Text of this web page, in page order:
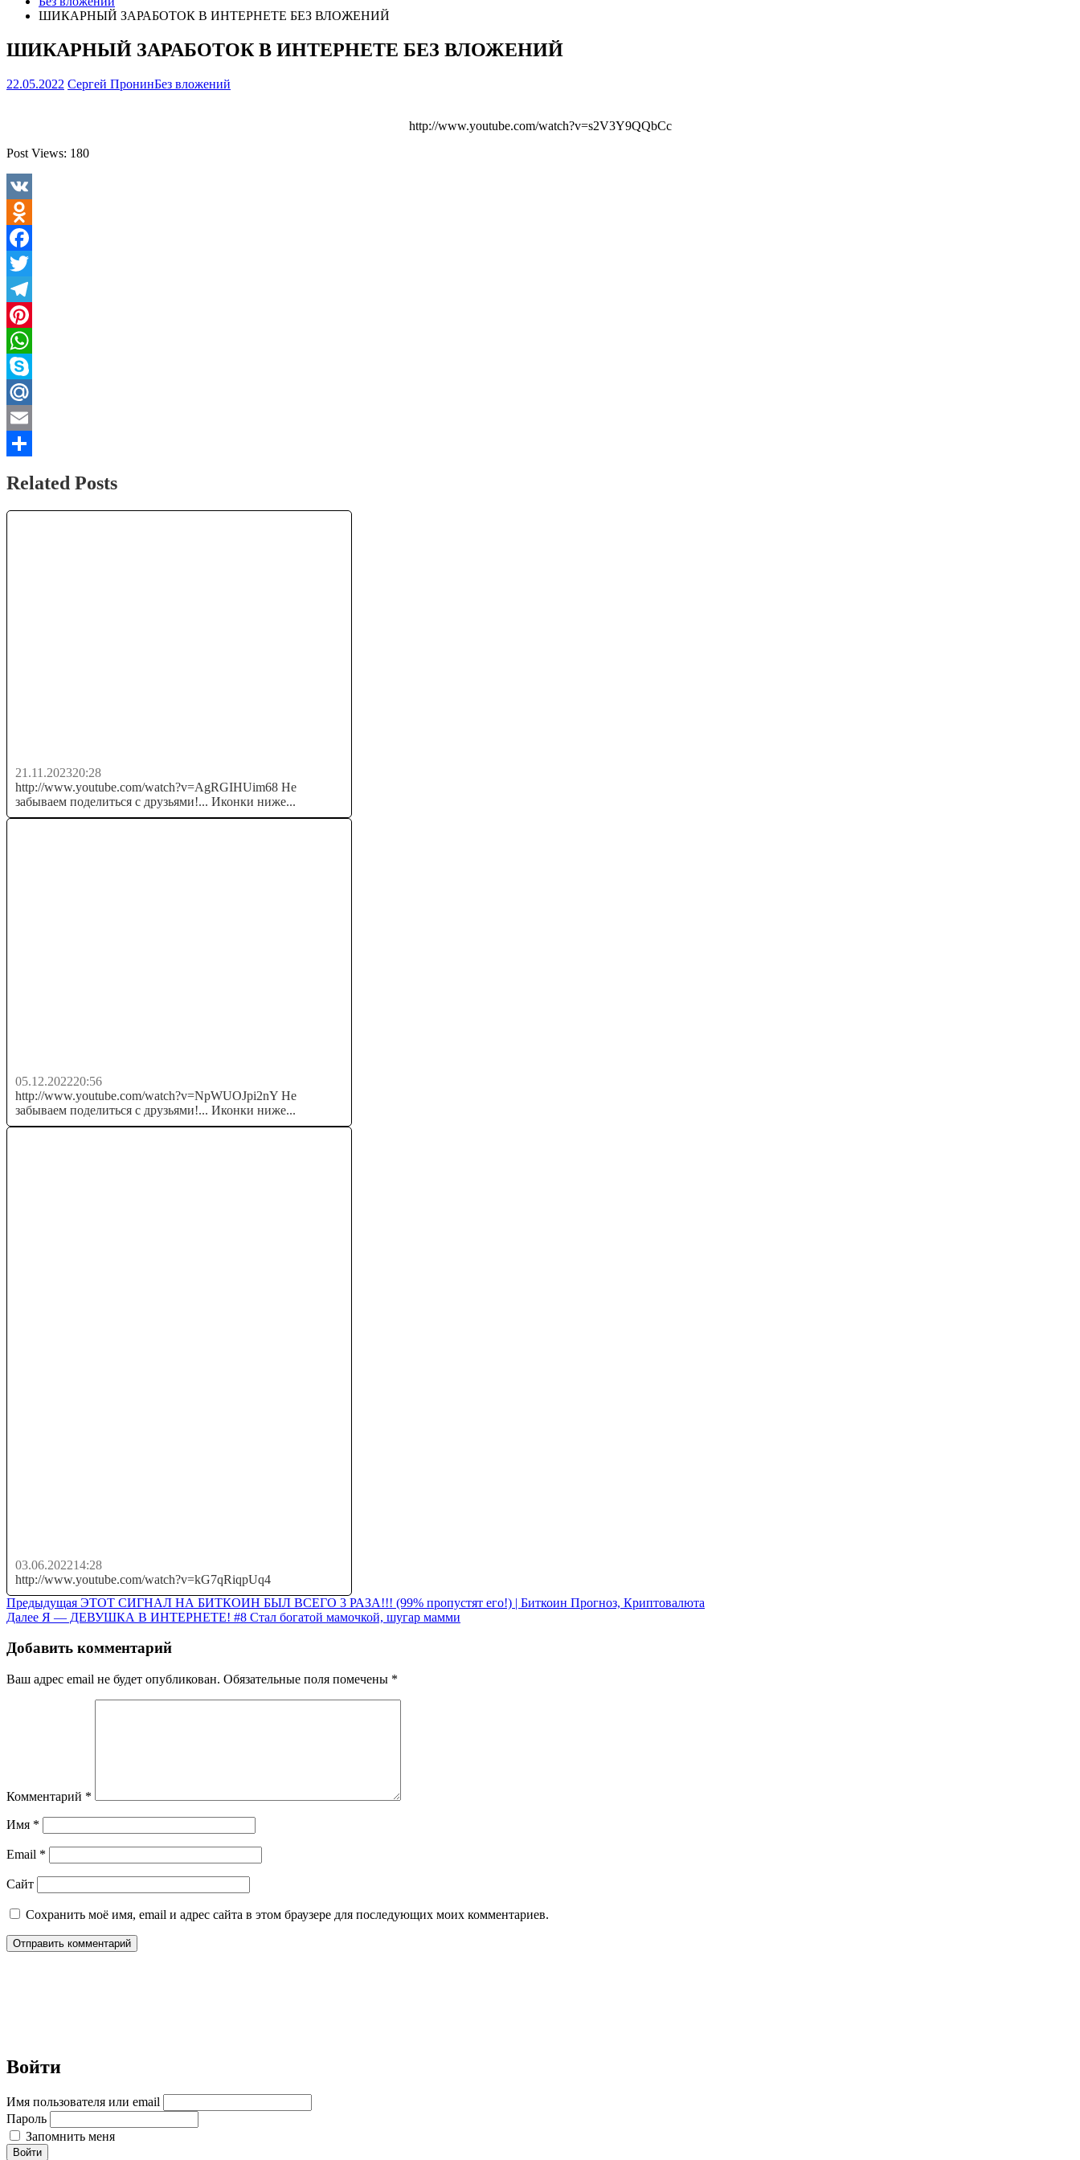
ШИКАРНЫЙ ЗАРАБОТОК В ИНТЕРНЕТЕ БЕЗ ВЛОЖЕНИЙ
ШИКАРНЫЙ ЗАРАБОТОК В ИНТЕРНЕТЕ БЕЗ ВЛОЖЕНИЙ
22.05.2022 Сергей ПронинБез вложений
http://www.youtube.com/watch?v=s2V3Y9QQbCc
Post Views: 180
VK
Odnoklassniki
Facebook
Twitter
Telegram
Pinterest
WhatsApp
Skype
Mail.Ru
Email
Related Posts
21.11.202320:28
http://www.youtube.com/watch?v=AgRGIHUim68 Не
забываем поделиться с друзьями!... Иконки ниже...
05.12.202220:56
http://www.youtube.com/watch?v=NpWUOJpi2nY Не
забываем поделиться с друзьями!... Иконки ниже...
03.06.202214:28
http://www.youtube.com/watch?v=kG7qRiqpUq4
Навигация
по
записям
Предыдущая Предыдущая
запись:
ЭТОТ СИГНАЛ НА БИТКОИН БЫЛ ВСЕГО 3 РАЗА!!! (99% пропустят его!) | Биткоин Прогноз, Криптовалюта
Далее Следующая
Я — ДЕВУШКА В ИНТЕРНЕТЕ! #8 Стал богатой мамочкой, шугар мамми
Добавить комментарий
Ваш адрес email не будет опубликован. Обязательные поля помечены *
Комментарий *
Имя *
Email *
Сайт
Сохранить моё имя, email и адрес сайта в этом браузере для последующих моих комментариев.
Войти
Имя пользователя или email
Пароль
Запомнить меня
Войти